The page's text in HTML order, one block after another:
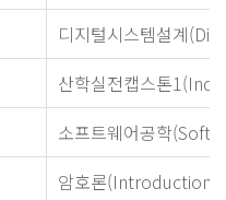
디지털시스템설계
산학실전캡스톤
소프트웨어공학
암호론(Introduction